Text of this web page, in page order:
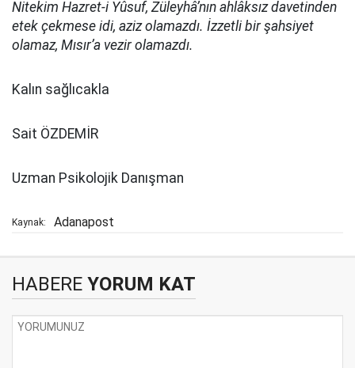
Nitekim Hazret-i Yûsuf, Züleyhâ’nın ahlâksız davetinden
etek çekmese idi, aziz olamazdı. İzzetli bir şahsiyet
olamaz, Mısır’a vezir olamazdı.
Kalın sağlıcakla
Sait ÖZDEMİR
Uzman Psikolojik Danışman
Kaynak: Adanapost
HABERE YORUM KAT